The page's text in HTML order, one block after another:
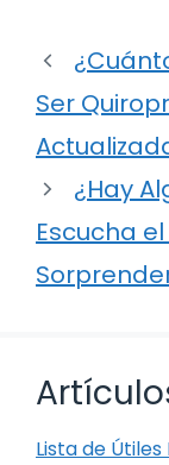
Ser
¿Hay
Escucha
Lista de